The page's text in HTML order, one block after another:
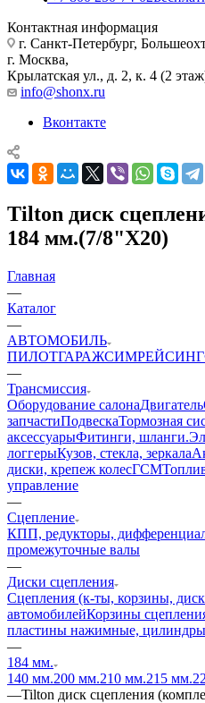
Контактная информация
г. Санкт-Петербург,
г. Москва,
Крылатская ул., д. 2, к. 4 (2
info@shonx.ru
Вконтакте
Tilton диск
184 мм.(7/8"X20)
Главная
—
Каталог
—
АВТОМОБИЛЬ
ПИЛОТГАРАЖСИМРЕЙСИНГ
—
Трансмиссия
Оборудование салонаДвигатель
запчастиПодвескаТормозная
аксессуарыФитинги, шланги.
логгерыКузов, стекла, зеркала
диски, крепеж колесГСМ
управление
—
Сцепление
КПП, редукторы,
промежуточные валы
—
Диски сцепления
Сцепления (к-ты, корзины,
автомобилейКорзины
пластины нажимные, цилиндры
—
184 мм.
140 мм.200 мм.210 мм.215 мм.
—Tilton диск сцепления